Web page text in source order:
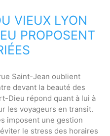
VIEUX LYON
PROPOSENT
Saint-Jean oublient
devant la beauté des
Dieu répond quant à lui à
les voyageurs en transit.
imposent une gestion
le stress des horaires